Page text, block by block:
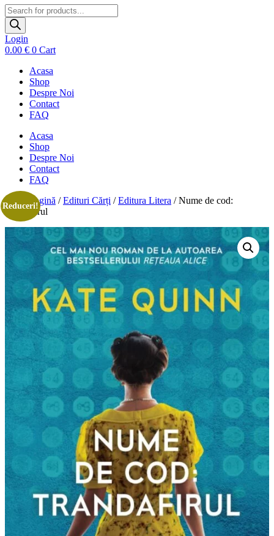
Products
search
Login
0.00 € 0 Cart
Acasa
Shop
Despre Noi
Contact
FAQ
Acasa
Shop
Despre Noi
Contact
FAQ
Prima pagină /Edituri Cărți /Editura Litera / Nume de cod:
Trandafirul
Reduceri!